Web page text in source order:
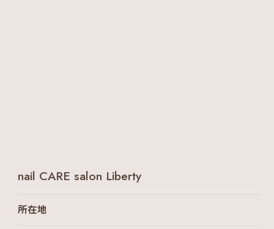
nail CARE salon Liberty
所在地